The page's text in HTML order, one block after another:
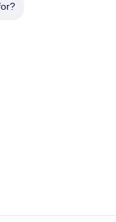
escamotable de